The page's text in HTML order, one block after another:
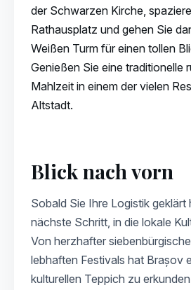
der Schwarzen Kirche,
Rathausplatz und gehen Sie
Weißen Turm für einen tollen
Genießen Sie eine traditionelle
Mahlzeit in einem der vielen
Altstadt.
Blick nach vorn
Sobald Sie Ihre Logistik geklärt
nächste Schritt, in die lokale
Von herzhafter
lebhaften Festivals hat Brașov
kulturellen Teppich zu